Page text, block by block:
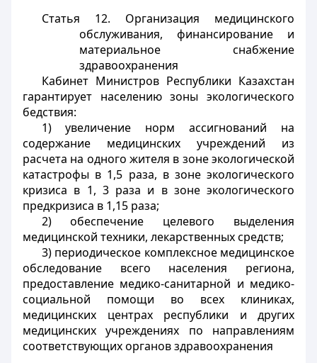
Статья 12. Организация медицинского
обслуживания, финансирование и
материальное снабжение
здравоохранения
Кабинет Министров Республики Казахстан
гарантирует населению зоны экологического
бедствия:
1) увеличение норм ассигнований на
содержание медицинских учреждений из
расчета на одного жителя в зоне экологической
катастрофы в 1,5 раза, в зоне экологического
кризиса в 1, 3 раза и в зоне экологического
предкризиса в 1,15 раза;
2) обеспечение целевого выделения
медицинской техники, лекарственных средств;
3) периодическое комплексное медицинское
обследование всего населения региона,
предоставление медико-санитарной и медико-
социальной помощи во всех клиниках,
медицинских центрах республики и других
медицинских учреждениях по направлениям
соответствующих органов здравоохранения